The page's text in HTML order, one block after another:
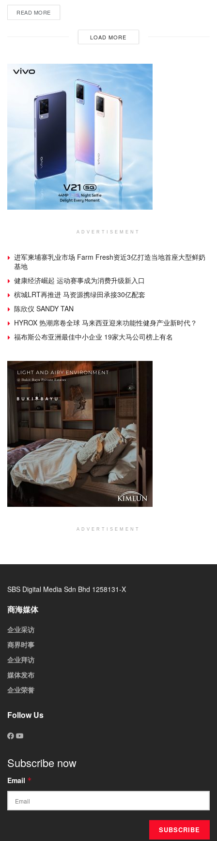
READ MORE
LOAD MORE
ADVERTISEMENT
进军柬埔寨乳业市场 Farm Fresh资近3亿打造当地首座大型鲜奶
基地
健康经济崛起 运动赛事成为消费升级新入口
槟城LRT再推进 马资源携绿田承接30亿配套
陈欣仪 SANDY TAN
HYROX 热潮席卷全球 马来西亚迎来功能性健身产业新时代？
福布斯公布亚洲最佳中小企业 19家大马公司榜上有名
ADVERTISEMENT
SBS Digital Media Sdn Bhd 1258131-X
商海媒体
企业采访
商界时事
企业拜访
媒体发布
企业荣誉
Follow Us
Subscribe now
Email *